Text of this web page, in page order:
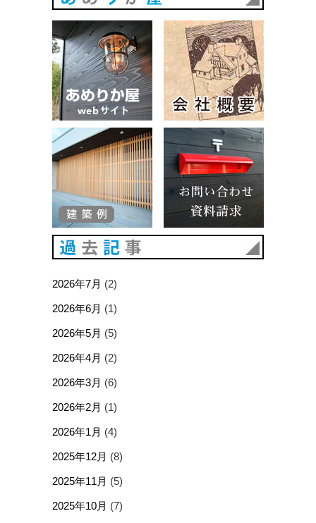
あめりか屋WEBサイト
2026年7月 (2)
2026年6月 (1)
2026年5月 (5)
2026年4月 (2)
2026年3月 (6)
2026年2月 (1)
2026年1月 (4)
2025年12月 (8)
2025年11月 (5)
2025年10月 (7)